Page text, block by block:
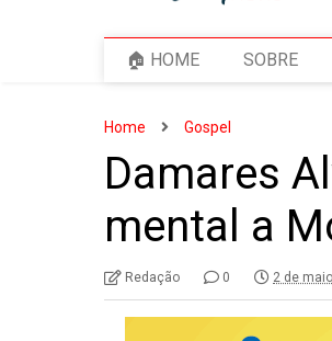
🏠 HOME SOBRE
Home Gospel
Damares
mental a
Redação 0 2 de